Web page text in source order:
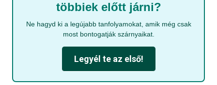
többiek előtt járni?
Ne hagyd ki a legújabb tanfolyamokat, amik még csak
most bontogatják szárnyaikat.
Legyél te az első!